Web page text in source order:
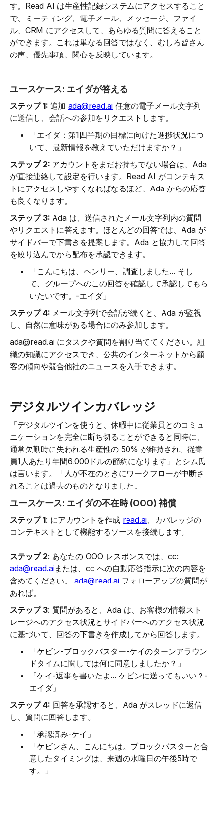
す。Read AI は生産性記録システムにアクセスすること
で、ミーティング、電子メール、メッセージ、ファイ
ル、CRM にアクセスして、あらゆる質問に答えること
ができます。これは単なる回答ではなく、むしろ皆さん
の声、優先事項、関心を反映しています。
ユースケース: エイダが答える
ステップ 1: 追加 ada@read.ai 任意の電子メール文字列
に送信し、会話への参加をリクエストします。
「エイダ：第1四半期の目標に向けた進捗状況につ
いて、最新情報を教えていただけますか？」
ステップ 2: アカウントをまだお持ちでない場合は、Ada
が直接連絡して設定を行います。Read AI がコンテキス
トにアクセスしやすくなればなるほど、Ada からの応答
も良くなります。
ステップ 3: Ada は、送信されたメール文字列内の質問
やリクエストに答えます。ほとんどの回答では、Ada が
サイドバーで下書きを提案します。Ada と協力して回答
を絞り込んでから配布を承認できます。
「こんにちは、ヘンリー、調査しました... そし
て、グループへのこの回答を確認して承認してもら
いたいです。-エイダ」
ステップ 4: メール文字列で会話が続くと、Ada が監視
し、自然に意味がある場合にのみ参加します。
ada@read.ai にタスクや質問を割り当ててください。組
織の知識にアクセスでき、公共のインターネットから顧
客の傾向や競合他社のニュースを入手できます。
デジタルツインカバレッジ
「デジタルツインを使うと、休暇中に従業員とのコミュ
ニケーションを完全に断ち切ることができると同時に、
通常欠勤時に失われる生産性の 50% が維持され、従業
員1人あたり年間6,000ドルの節約になります」とシム氏
は言います。「人が不在のときにワークフローが中断さ
れることは過去のものとなりました。」
ユースケース: エイダの不在時 (OOO) 補償
ステップ 1: にアカウントを作成 read.ai 、カバレッジの
コンテキストとして機能するソースを接続します。
ステップ 2: あなたの OOO レスポンスでは、cc:
ada@read.aiまたは、cc への自動応答指示に次の内容を
含めてください。 ada@read.ai フォローアップの質問が
あれば。
ステップ 3: 質問があると、Ada は、お客様の情報スト
レージへのアクセス状況とサイドバーへのアクセス状況
に基づいて、回答の下書きを作成してから回答します。
「ケビン-ブロックバスター-ケイのターンアラウン
ドタイムに関しては何に同意しましたか？」
「ケイ-返事を書いたよ... ケビンに送ってもいい？-
エイダ」
ステップ 4: 回答を承認すると、Ada がスレッドに返信
し、質問に回答します。
「承認済み-ケイ」
「ケビンさん、こんにちは。ブロックバスターと合
意したタイミングは、来週の水曜日の午後5時で
す。」